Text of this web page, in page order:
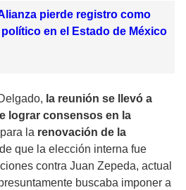
pierde registro como
en el Estado de México
la reunión se llevó a
lograr consensos en la
para la renovación de la
que la elección interna fue
contra Juan Zepeda, actual
buscaba imponer a